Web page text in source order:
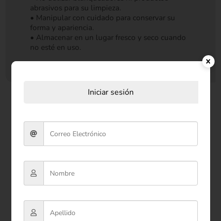
abrasivos para su limpieza.
• Manipular con cuidado para conservar su
forma y apariencia.
• Almacenar en un lugar fresco y seco cuando
no esté en uso.
Productos relacionados
Iniciar sesión